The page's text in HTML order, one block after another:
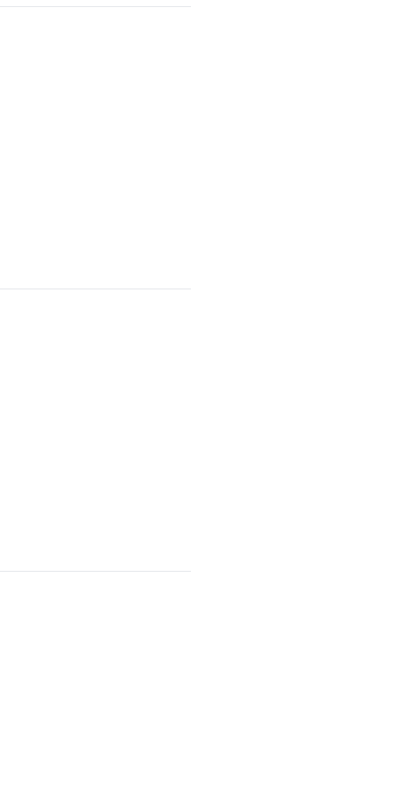
= \frac{65}{8}
= \frac{5 \cdot 15}{8} =
= \frac{2 \cdot 11}{7 \cdot 3} =
= \frac{22}{21} \cdot \frac{7}{33} =
= \frac{13}{7} \cdot \frac{7}{26} =